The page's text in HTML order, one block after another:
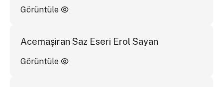
Görüntüle
Acemaşiran Saz Eseri Erol Sayan
Görüntüle